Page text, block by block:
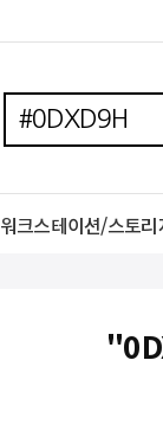
워크스테이션/스토리